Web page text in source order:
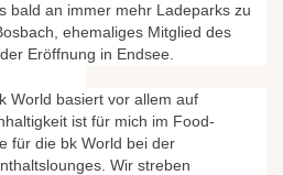
bald an immer mehr Ladeparks zu
ehemaliges Mitglied des
Eröffnung in Endsee.
World basiert vor allem auf
ist für mich im Food-
für die bk World bei der
Wir streben